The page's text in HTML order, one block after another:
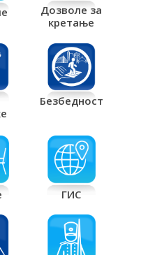
Дозволе за
кретање
Безбедност
ГИС